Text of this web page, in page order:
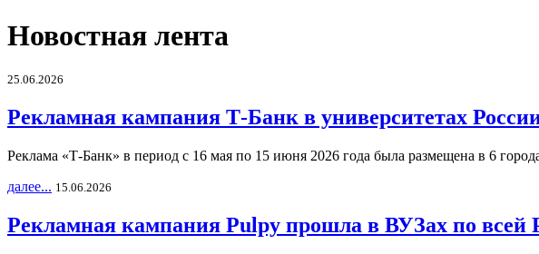
Новостная лента
25.06.2026
Рекламная кампания Т-Банк в университетах
Реклама «Т-Банк» в период с 16 мая по 15 июня 2026 года была размещена в 6
далее... 15.06.2026
Рекламная кампания Pulpy прошла в ВУЗах по всей